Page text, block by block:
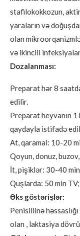
stafilokokkozun,
yaraların və
olan
və ikincili
Dozalanması:
Preparat hər 8
edilir.
Preparat heyvanın
qaydayla istifadə
At, qaramal: 10-20
Qoyun, donuz,
İt, pişiklər: 30-40
Quşlarda: 50 min TV;
Əks göstərişlər:
Penisillinə
olan , laktasiya